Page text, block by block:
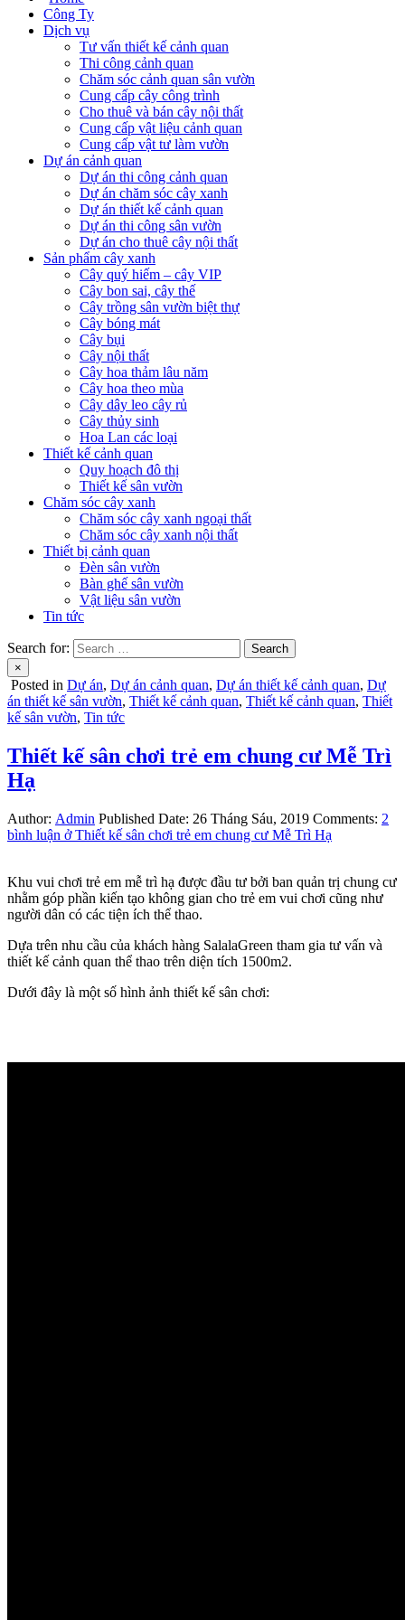
Công Ty
Dịch vụ
Tư vấn thiết kế cảnh quan
Thi công cảnh quan
Chăm sóc cảnh quan sân vườn
Cung cấp cây công trình
Cho thuê và bán cây nội thất
Cung cấp vật liệu cảnh quan
Cung cấp vật tư làm vườn
Dự án cảnh quan
Dự án thi công cảnh quan
Dự án chăm sóc cây xanh
Dự án thiết kế cảnh quan
Dự án thi công sân vườn
Dự án cho thuê cây nội thất
Sản phẩm cây xanh
Cây quý hiếm – cây VIP
Cây bon sai, cây thế
Cây trồng sân vườn biệt thự
Cây bóng mát
Cây bụi
Cây nội thất
Cây hoa thảm lâu năm
Cây hoa theo mùa
Cây dây leo cây rủ
Cây thủy sinh
Hoa Lan các loại
Thiết kế cảnh quan
Quy hoạch đô thị
Thiết kế sân vườn
Chăm sóc cây xanh
Chăm sóc cây xanh ngoại thất
Chăm sóc cây xanh nội thất
Thiết bị cảnh quan
Đèn sân vườn
Bàn ghế sân vườn
Vật liệu sân vườn
Tin tức
Search for:
×
Posted in Dự án, Dự án cảnh quan, Dự án thiết kế cảnh quan, Dự
án thiết kế sân vườn, Thiết kế cảnh quan, Thiết kế cảnh quan, Thiết
kế sân vườn, Tin tức
Thiết kế sân chơi trẻ em chung cư Mễ Trì
Hạ
Author: Admin Published Date: 26 Tháng Sáu, 2019 Comments: 2
bình luận ở Thiết kế sân chơi trẻ em chung cư Mễ Trì Hạ
Khu vui chơi trẻ em mễ trì hạ được đầu tư bởi ban quản trị chung cư
nhằm góp phần kiến tạo không gian cho trẻ em vui chơi cũng như
người dân có các tiện ích thể thao.
Dựa trên nhu cầu của khách hàng SalalaGreen tham gia tư vấn và
thiết kế cảnh quan thể thao trên diện tích 1500m2.
Dưới đây là một số hình ảnh thiết kế sân chơi: